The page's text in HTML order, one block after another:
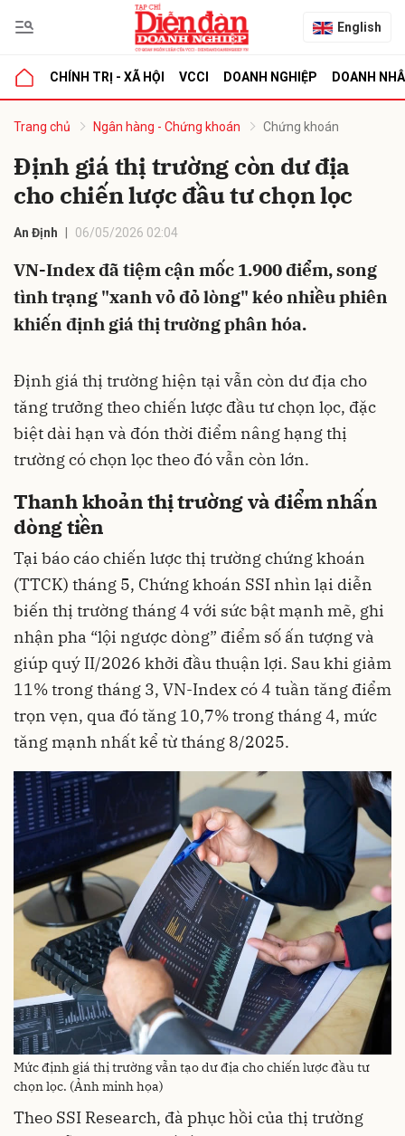
English
CHÍNH TRỊ - XÃ HỘI VCCI DOANH NGHIỆP DOANH
Trang chủ Ngân hàng - Chứng khoán Chứng khoán
Định giá thị trường còn dư địa
cho chiến lược đầu tư chọn lọc
An Định 06/05/2026 02:04
VN-Index đã tiệm cận mốc 1.900 điểm, song
tình trạng "xanh vỏ đỏ lòng" kéo nhiều phiên
khiến định giá thị trường phân hóa.
Định giá thị trường hiện tại vẫn còn dư địa cho
tăng trưởng theo chiến lược đầu tư chọn lọc, đặc
biệt dài hạn và đón thời điểm nâng hạng thị
trường có chọn lọc theo đó vẫn còn lớn.
Thanh khoản thị trường và điểm nhấn
dòng tiền
Tại báo cáo chiến lược thị trường chứng khoán
(TTCK) tháng 5, Chứng khoán SSI nhìn lại diễn
biến thị trường tháng 4 với sức bật mạnh mẽ, ghi
nhận pha “lội ngược dòng” điểm số ấn tượng và
giúp quý II/2026 khởi đầu thuận lợi. Sau khi giảm
11% trong tháng 3, VN-Index có 4 tuần tăng điểm
trọn vẹn, qua đó tăng 10,7% trong tháng 4, mức
tăng mạnh nhất kể từ tháng 8/2025.
Mức định giá thị trường vẫn tạo dư địa cho chiến lược đầu tư
chọn lọc. (Ảnh minh họa)
Theo SSI Research, đà phục hồi của thị trường
luận
Hủy